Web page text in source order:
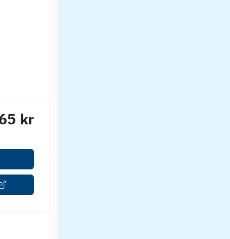
kr